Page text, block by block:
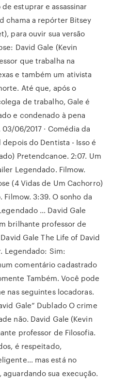
estuprar e assassinar
chama a repórter Bitsey
para ouvir sua versão
David Gale (Kevin
que trabalha na
e também um ativista
Até que, após o
de trabalho, Gale é
e condenado à pena
06/2017 · Comédia da
do Dentista - Isso é
Pretendcanoe. 2:07. Um
Legendado. Filmow.
(4 Vidas de Um Cachorro)
Filmow. 3:39. O sonho da
… David Gale
brilhante professor de
Gale The Life of David
Legendado: Sim:
comentário cadastrado
Também. Você pode
nas seguintes locadoras.
Gale” Dublado O crime
não. David Gale (Kevin
professor de Filosofia.
é respeitado,
mas está no
sua execução.